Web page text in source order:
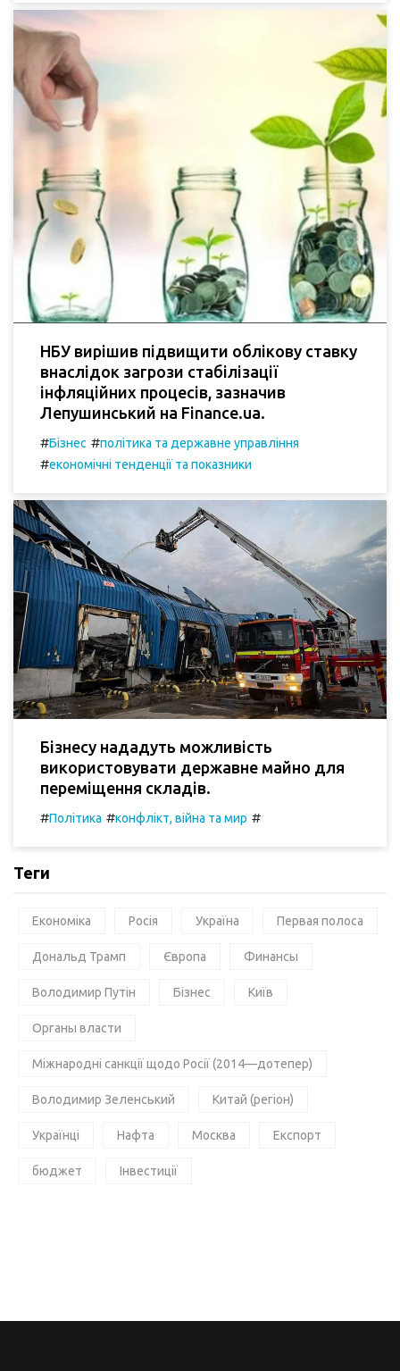
НБУ вирішив підвищити облікову ставку
внаслідок загрози стабілізації
інфляційних процесів, зазначив
Лепушинський на Finance.ua.
#Бізнес #політика та державне управління
#економічні тенденції та показники
Бізнесу нададуть можливість
використовувати державне майно для
переміщення складів.
#Політика #конфлікт, війна та мир #
Теги
Економіка Росія Україна Первая полоса
Дональд Трамп Європа Финансы
Володимир Путін Бізнес Київ
Органы власти
Міжнародні санкції щодо Росії (2014—дотепер)
Володимир Зеленський Китай (регіон)
Українці Нафта Москва Експорт
бюджет Інвестиції